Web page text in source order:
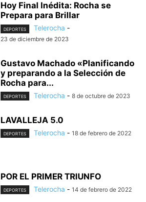
Hoy Final Inédita: Rocha se
Prepara para Brillar
DEPORTES Telerocha -
23 de diciembre de 2023
Gustavo Machado «Planificando
y preparando a la Selección de
Rocha para...
DEPORTES Telerocha - 8 de octubre de 2023
LAVALLEJA 5.0
DEPORTES Telerocha - 18 de febrero de 2022
POR EL PRIMER TRIUNFO
DEPORTES Telerocha - 14 de febrero de 2022